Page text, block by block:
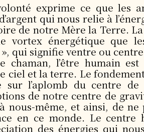
exprime ce que les
qui nous relie à
de notre Mère la Terre.
vortex énergétique que
qui signifie ventre ou
chaman, l’être humain est
ciel et la terre. Le
sur l’aplomb du centre
de notre centre de
nous-même, et ainsi, de
en ce monde. Le centre
des énergies qui